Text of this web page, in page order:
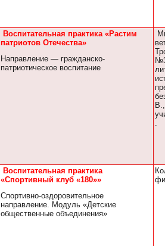
Воспитательная практика «Растим
патриотов Отечества»
Направление — гражданско-
патриотическое воспитание
Воспитательная практика
«Спортивный клуб «180»»
Спортивно-оздоровительное
направление. Модуль «Детские
общественные объединения»